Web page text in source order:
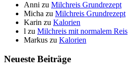
Anni zu Milchreis Grundrezept
Micha zu Milchreis Grundrezept
Karin zu Kalorien
l zu Milchreis mit normalem Reis
Markus zu Kalorien
Neueste Beiträge